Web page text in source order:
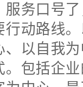
服务口号
动路线。
、以自我
。包括企